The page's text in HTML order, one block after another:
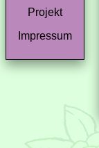
Projekt
Impressum